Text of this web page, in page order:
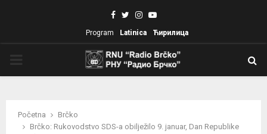
Facebook
TwitterInstagram
Youtube
Program Latinica Ћирилица
Početna
Brčko
Brčko: Rukovodstvo SDS-a obilježilo 9. januar, Dan Republike